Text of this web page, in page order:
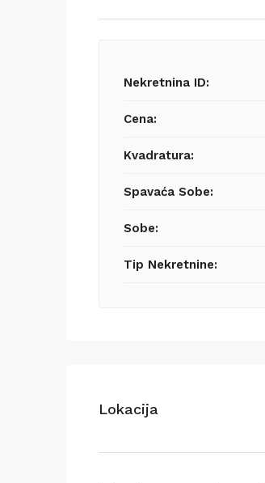
Nekretnina ID:
Cena:
Kvadratura:
Spavaća Sobe:
Sobe:
Tip Nekretnine:
Lokacija